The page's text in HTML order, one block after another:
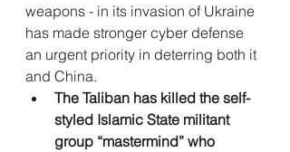
weapons - in its invasion of Ukraine
has made stronger cyber defense
an urgent priority in deterring both it
and China.
The Taliban has killed the self-
styled Islamic State militant
group “mastermind” who